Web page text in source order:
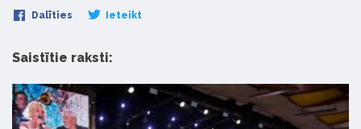
Dalīties Ieteikt
Saistītie raksti: